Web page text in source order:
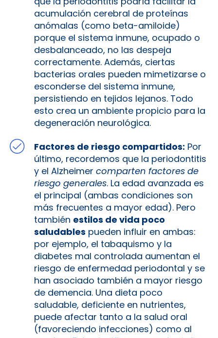
acumulación cerebral de proteínas
anómalas (como beta-amiloide)
porque el sistema inmune, ocupado o
desbalanceado, no las despeja
correctamente. Además, ciertas
bacterias orales pueden mimetizarse o
esconderse del sistema inmune,
persistiendo en tejidos lejanos. Todo
esto crea un ambiente propicio para la
degeneración neurológica.
Factores de riesgo compartidos: Por
último, recordemos que la periodontitis
y el Alzheimer comparten factores de
riesgo generales. La edad avanzada es
el principal (ambas condiciones son
más frecuentes a mayor edad). Pero
también estilos de vida poco
saludables pueden influir en ambas:
por ejemplo, el tabaquismo y la
diabetes mal controlada aumentan el
riesgo de enfermedad periodontal y se
han asociado también a mayor riesgo
de demencia. Una dieta poco
saludable, deficiente en nutrientes,
puede afectar tanto a la salud oral
(favoreciendo infecciones) como al